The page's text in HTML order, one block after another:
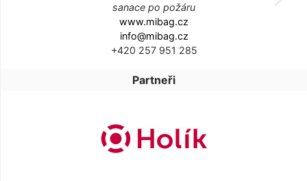
sanace po požáru
www.mibag.cz
info@mibag.cz
+420 257 951 285
Partneři